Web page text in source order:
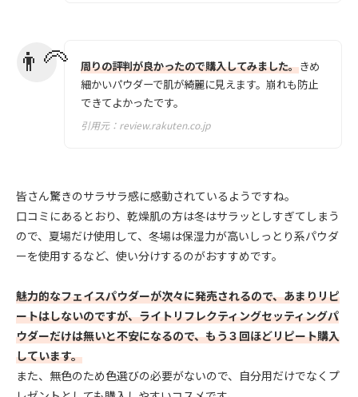
周りの評判が良かったので購入してみました。きめ
細かいパウダーで肌が綺麗に見えます。崩れも防止
できてよかったです。
引用元： review.rakuten.co.jp
皆さん驚きのサラサラ感に感動されているようですね。
口コミにあるとおり、乾燥肌の方は冬はサラッとしすぎてしまう
ので、夏場だけ使用して、冬場は保湿力が高いしっとり系パウダ
ーを使用するなど、使い分けするのがおすすめです。
魅力的なフェイスパウダーが次々に発売されるので、あまりリピ
ートはしないのですが、ライトリフレクティングセッティングパ
ウダーだけは無いと不安になるので、もう３回ほどリピート購入
しています。
また、無色のため色選びの必要がないので、自分用だけでなくプ